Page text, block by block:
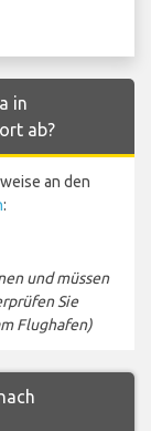
in
ab?
an den
:
und müssen
Sie
Flughafen)